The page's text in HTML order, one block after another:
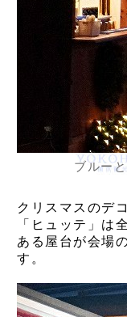
ブルー
クリスマスのデ
「ヒュッテ」は
ある屋台が会場
す。